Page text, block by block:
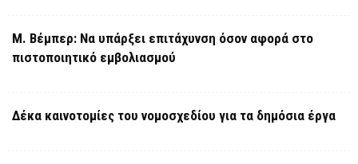
Μ. Βέμπερ: Να υπάρξει επιτάχυνση όσον αφορά στο
πιστοποιητικό εμβολιασμού
Δέκα καινοτομίες του νομοσχεδίου για τα δημόσια έργα